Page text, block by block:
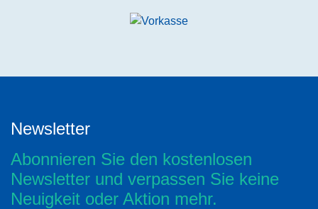
Newsletter
Abonnieren Sie den kostenlosen
Newsletter und verpassen Sie keine
Neuigkeit oder Aktion mehr.